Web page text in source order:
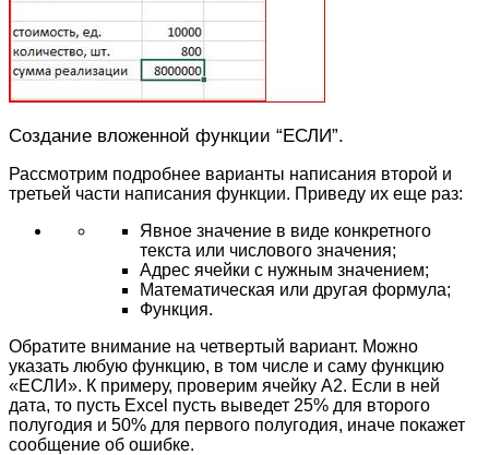
Создание вложенной функции “ЕСЛИ”.
Рассмотрим подробнее варианты написания второй и
третьей части написания функции. Приведу их еще раз:
Явное значение в виде конкретного
текста или числового значения;
Адрес ячейки с нужным значением;
Математическая или другая формула;
Функция.
Обратите внимание на четвертый вариант. Можно
указать любую функцию, в том числе и саму функцию
«ЕСЛИ». К примеру, проверим ячейку А2. Если в ней
дата, то пусть Excel пусть выведет 25% для второго
полугодия и 50% для первого полугодия, иначе покажет
сообщение об ошибке.